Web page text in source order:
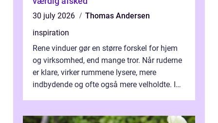
30 july 2026
Thomas Andersen
inspiration
Rene vinduer gør en større forskel for hjem
og virksomhed, end mange tror. Når ruderne
er klare, virker rummene lysere, mere
indbydende og ofte også mere velholdte. I